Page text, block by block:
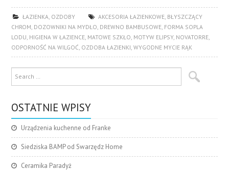
ŁAZIENKA, OZDOBY AKCESORIA ŁAZIENKOWE, BŁYSZCZĄCY
CHROM, DOZOWNIKI NA MYDŁO, DREWNO BAMBUSOWE, FORMA SOPLA
LODU, HIGIENA W ŁAZIENCE, MATOWE SZKŁO, MOTYW ELIPSY, NOVATORRE,
ODPORNOŚĆ NA WILGOĆ, OZDOBA ŁAZIENKI,WYGODNE MYCIE RĄK
OSTATNIE WPISY
Urządzenia kuchenne od Franke
Siedziska BAMP od Swarzędz Home
Ceramika Paradyż